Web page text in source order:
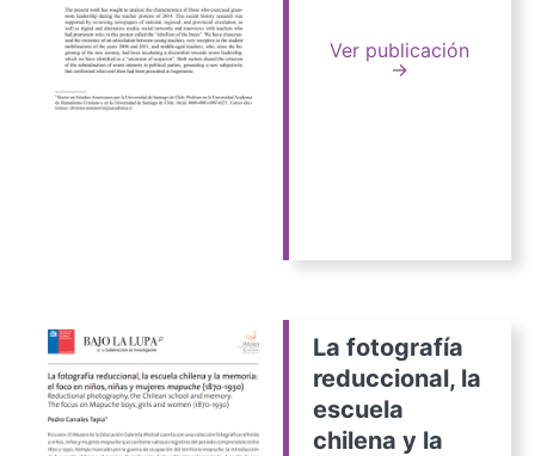
Ver publicación
→
La fotografía
reduccional, la
escuela
chilena y la